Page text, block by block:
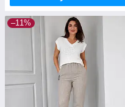
–11%